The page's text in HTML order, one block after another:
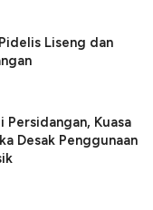
Liseng dan
Persidangan, Kuasa
Desak Penggunaan